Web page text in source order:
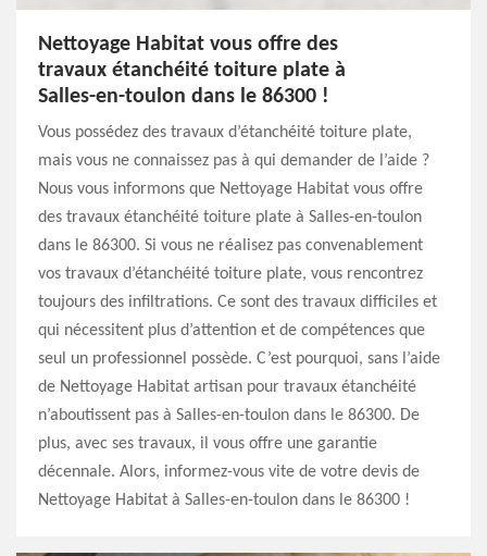
Nettoyage Habitat vous offre des
travaux étanchéité toiture plate à
Salles-en-toulon dans le 86300 !
Vous possédez des travaux d’étanchéité toiture plate,
mais vous ne connaissez pas à qui demander de l’aide ?
Nous vous informons que Nettoyage Habitat vous offre
des travaux étanchéité toiture plate à Salles-en-toulon
dans le 86300. Si vous ne réalisez pas convenablement
vos travaux d’étanchéité toiture plate, vous rencontrez
toujours des infiltrations. Ce sont des travaux difficiles et
qui nécessitent plus d’attention et de compétences que
seul un professionnel possède. C’est pourquoi, sans l’aide
de Nettoyage Habitat artisan pour travaux étanchéité
n’aboutissent pas à Salles-en-toulon dans le 86300. De
plus, avec ses travaux, il vous offre une garantie
décennale. Alors, informez-vous vite de votre devis de
Nettoyage Habitat à Salles-en-toulon dans le 86300 !